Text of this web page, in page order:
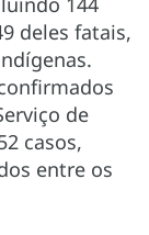
deles fatais,
de
casos,
entre os